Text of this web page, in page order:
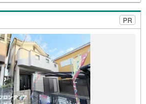
備。お車でのご来場も可能です。■キッズス
ますので、小さなお子様がいらっしゃるご
ご来場ください！【営業時間 10:00～19:0
し）火曜日・水曜日も営業しております。
PR